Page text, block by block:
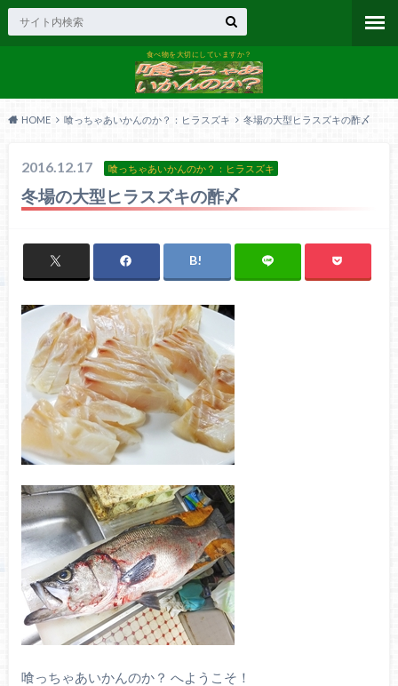
食べ物を大切にしていますか？
HOME 喰っちゃあいかんのか？：ヒラスズキ 冬場の大型ヒラスズキの酢〆
2016.12.17 喰っちゃあいかんのか？：ヒラスズキ
冬場の大型ヒラスズキの酢〆
喰っちゃあいかんのか？ へようこそ！